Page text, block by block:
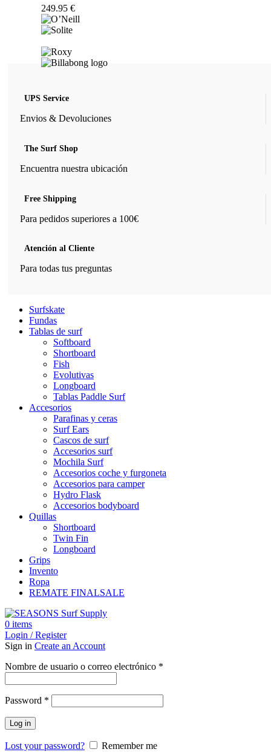
249.95 €
UPS Service
Envios & Devoluciones
The Surf Shop
Encuentra nuestra ubicación
Free Shipping
Para pedidos superiores a 100€
Atención al Cliente
Para todas tus preguntas
Surfskate
Fundas
Tablas de surf
Softboard
Shortboard
Fish
Evolutivas
Longboard
Tablas Paddle Surf
Accesorios
Parafinas y ceras
Surf Ears
Cascos de surf
Accesorios surf
Mochila Surf
Accesorios coche y furgoneta
Accesorios para camper
Hydro Flask
Accesorios bodyboard
Quillas
Shortboard
Twin Fin
Longboard
Grips
Invento
Ropa
REMATE FINALSALE
0 items
Login / Register
Sign in Create an Account
Nombre de usuario o correo electrónico *
Password *
Log in
Lost your password? Remember me